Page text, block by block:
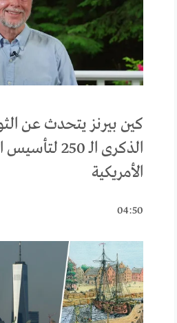
كين بيرنز يتحدث عن
الذكرى الـ
الأمريكية
04:50